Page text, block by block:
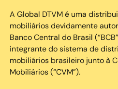
A Global DTVM é uma
mobiliários devidamente
Banco Central do Brasil
integrante do sistema de
mobiliários brasileiro junto à
Mobiliários (“CVM”).